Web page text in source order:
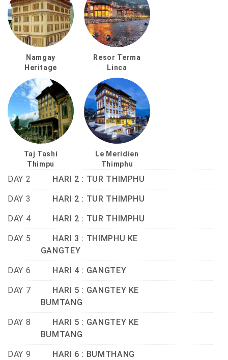
Namgay
Heritage
Resor Terma
Linca
Taj Tashi
Thimpu
Le Meridien
Thimphu
DAY 2 HARI 2 : TUR THIMPHU
DAY 3 HARI 2 : TUR THIMPHU
DAY 4 HARI 2 : TUR THIMPHU
DAY 5
HARI 3 : THIMPHU KE
GANGTEY
DAY 6 HARI 4 : GANGTEY
DAY 7
HARI 5 : GANGTEY KE
BUMTANG
DAY 8
HARI 5 : GANGTEY KE
BUMTANG
DAY 9 HARI 6 : BUMTHANG